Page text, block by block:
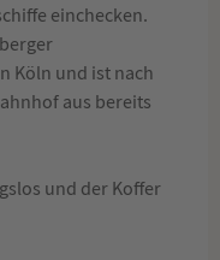
einchecken.
Köln und ist nach
aus bereits
und der Koffer